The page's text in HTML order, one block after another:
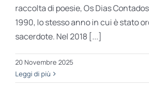
raccolta di poesie, Os Dias
1990, lo stesso anno in cui è stato
sacerdote. Nel 2018 [...]
20 Novembre 2025
Leggi di più